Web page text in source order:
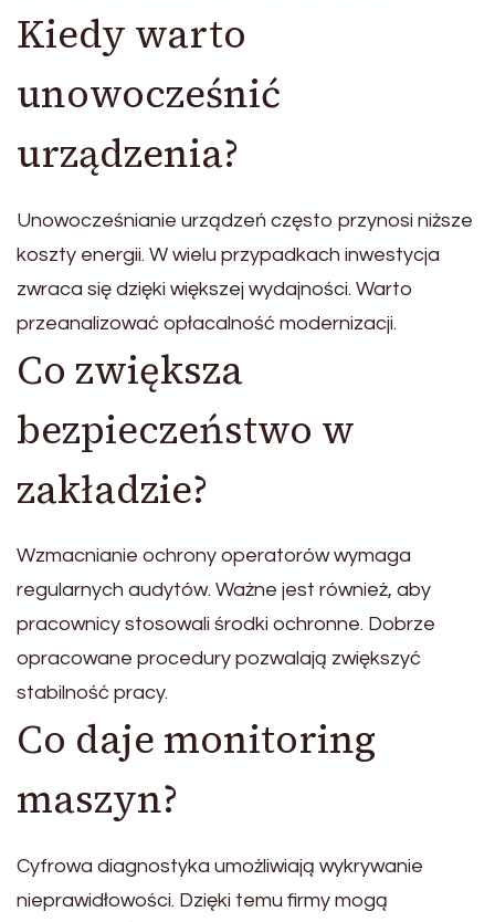
Kiedy warto
unowocześnić
urządzenia?
Unowocześnianie urządzeń często przynosi niższe
koszty energii. W wielu przypadkach inwestycja
zwraca się dzięki większej wydajności. Warto
przeanalizować opłacalność modernizacji.
Co zwiększa
bezpieczeństwo w
zakładzie?
Wzmacnianie ochrony operatorów wymaga
regularnych audytów. Ważne jest również, aby
pracownicy stosowali środki ochronne. Dobrze
opracowane procedury pozwalają zwiększyć
stabilność pracy.
Co daje monitoring
maszyn?
Cyfrowa diagnostyka umożliwiają wykrywanie
nieprawidłowości. Dzięki temu firmy mogą